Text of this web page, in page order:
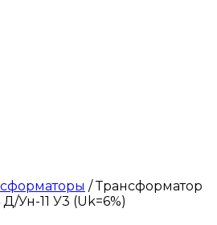
/ Трансформатор
Ун-11 У3 (Uk=6%)